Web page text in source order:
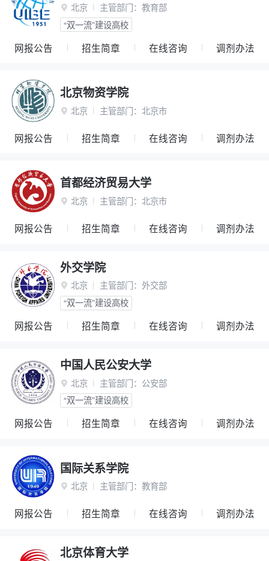
 北京 主管部门： 教育部
“双一流”建设高校
网报公告 招生简章 在线咨询 调剂办法
北京物资学院
 北京 主管部门： 北京市
网报公告 招生简章 在线咨询 调剂办法
首都经济贸易大学
 北京 主管部门： 北京市
网报公告 招生简章 在线咨询 调剂办法
外交学院
 北京 主管部门： 外交部
“双一流”建设高校
网报公告 招生简章 在线咨询 调剂办法
中国人民公安大学
 北京 主管部门： 公安部
“双一流”建设高校
网报公告 招生简章 在线咨询 调剂办法
国际关系学院
 北京 主管部门： 教育部
网报公告 招生简章 在线咨询 调剂办法
北京体育大学